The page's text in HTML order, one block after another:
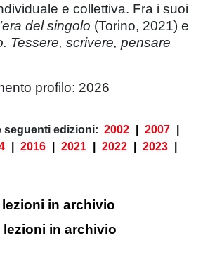
e collettiva. Fra i suoi
del singolo (Torino, 2021) e
Tessere, scrivere, pensare
profilo: 2026
seguenti edizioni: 2002 2007
2016 2021 2022 2023
in archivio
lezioni in archivio